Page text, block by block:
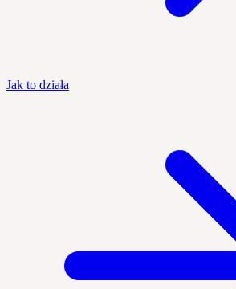
Jak to działa